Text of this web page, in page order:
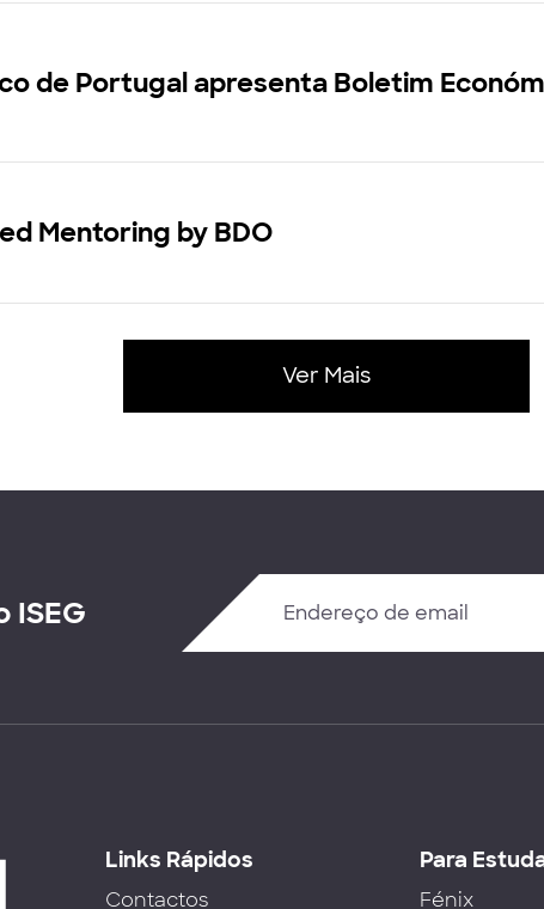
de Portugal apresenta Boletim
Mentoring by BDO
Ver Mais
ISEG
Links Rápidos
Contactos
Para
Fénix